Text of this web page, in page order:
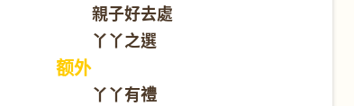
親子好去處
丫丫之選
额外
丫丫有禮